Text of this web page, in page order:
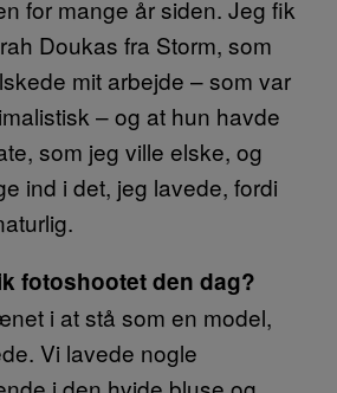
for mange år siden. Jeg fik
Doukas fra Storm, som
mit arbejde – som var
– og at hun havde
som jeg ville elske, og
ind i det, jeg lavede, fordi
fotoshootet den dag?
i at stå som en model,
Vi lavede nogle